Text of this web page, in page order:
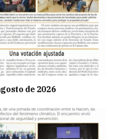
de 2026